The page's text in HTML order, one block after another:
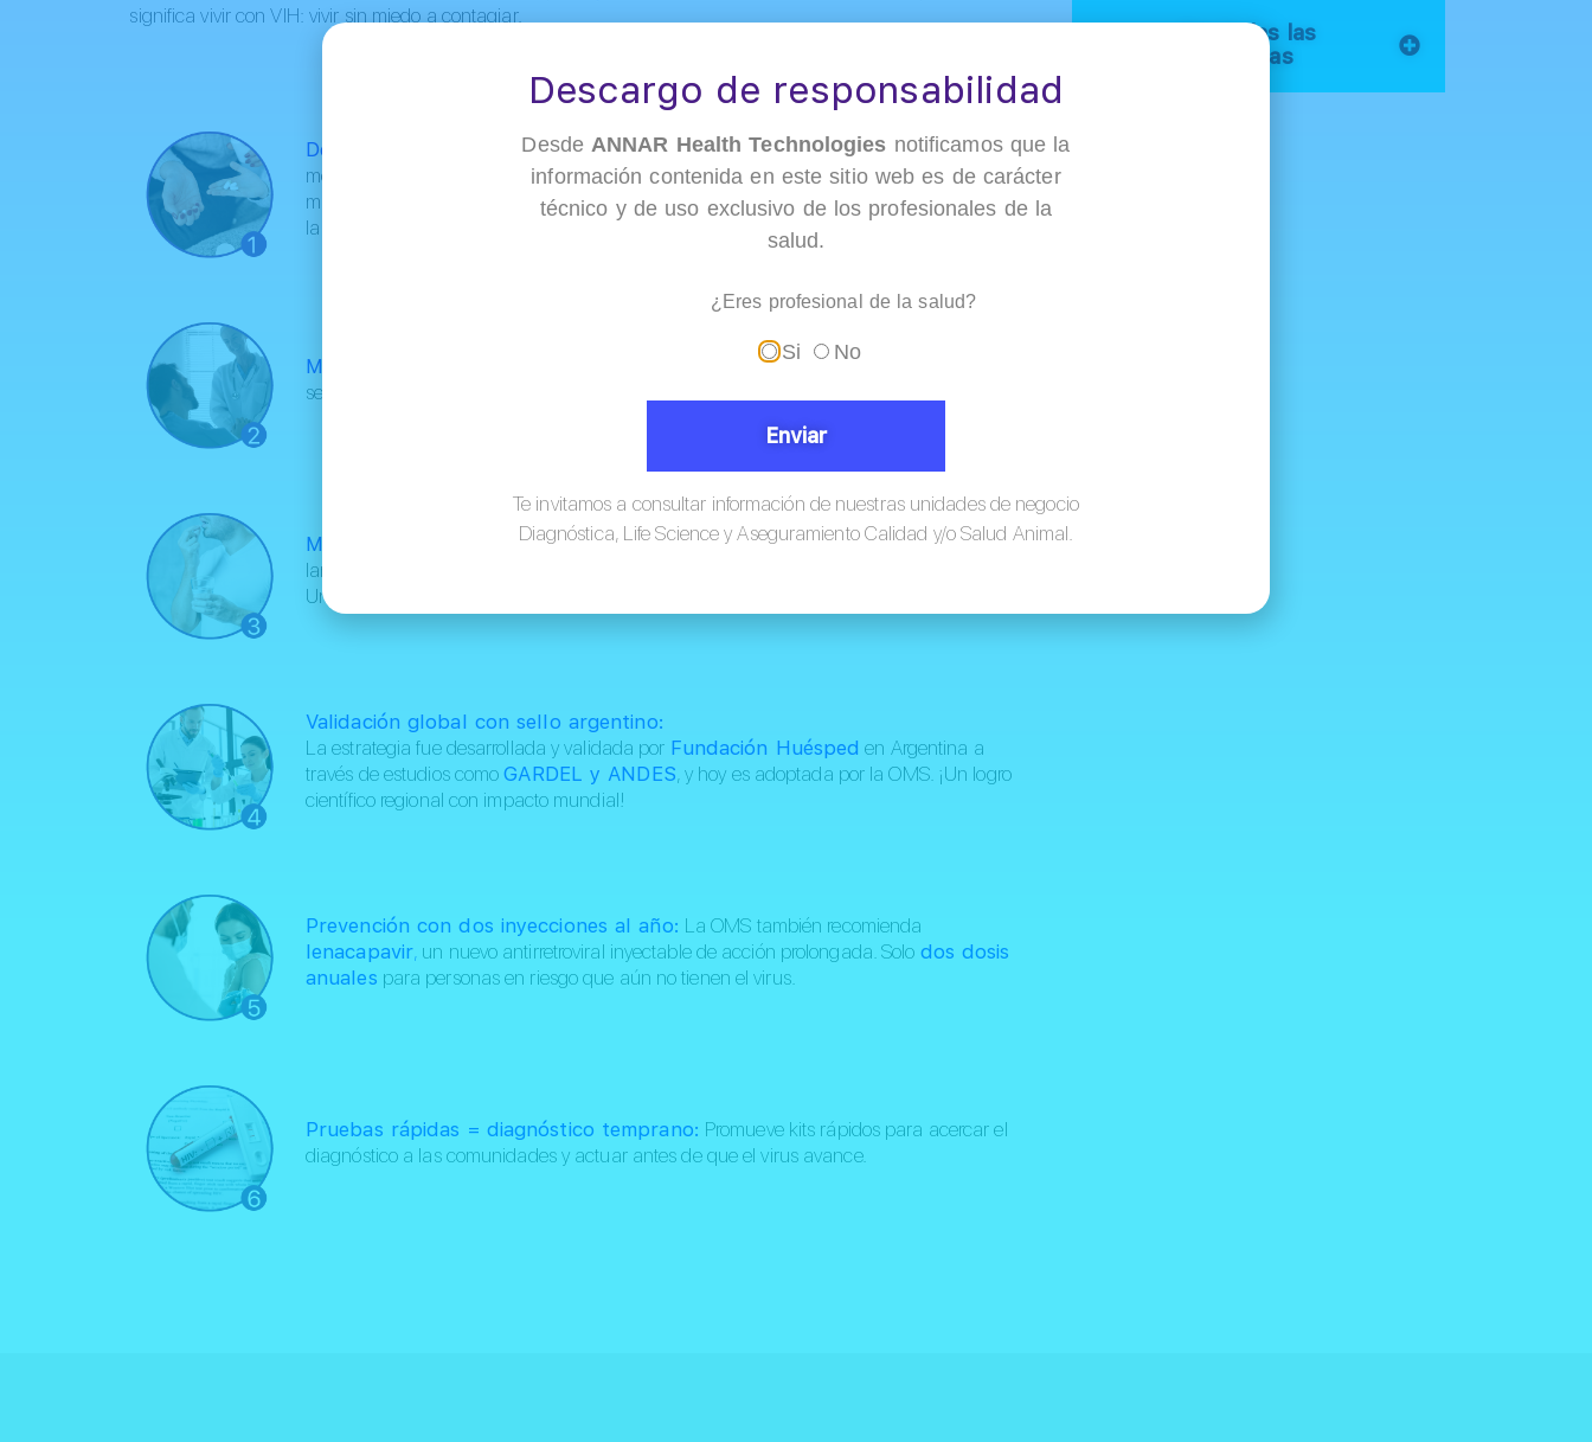
significa vivir con VIH: vivir sin miedo a contagiar.
De tres a dos: La terapia estándar por décadas ha sido laterapia triple:tres
medicamentos antirretrovirales diarios. Hoy, gracias a la evidencia acumulada durante
más de una década, se abre paso una alternativa más simple: solo dos fármacos y con
la misma eficacia y mayor facilidad de acceso en todo el mundo.
Menor toxicidad:
Con menos compuestos químicos diarios, disminuyen los efectos
secundarios y mejora la calidad de vida.
Mayor adherencia:
Regímenes más simples se traducen en mejor cumplimiento a
largo plazo.
Un factor decisivo en tratamientos de por vida.
Validación global con sello argentino:
La estrategia fue desarrollada y validada por Fundación Huésped en Argentina a
través de estudios comoGARDEL y ANDES, y hoy es adoptada por la OMS. ¡Un logro
científico regional con impacto mundial!
Prevención con dos inyecciones al año: La OMS también recomienda
lenacapavir, un nuevo antirretroviral inyectable de acción prolongada. Solo dos dosis
anuales para personas en riesgo que aún no tienen el virus.
Pruebas rápidas = diagnóstico temprano: Promueve kits rápidos para acercar el
diagnóstico a las comunidades y actuar antes de que el virus avance.
Ver todas las
entradas
Descargo de responsabilidad
DesdeANNAR Health Technologies notificamos que la
información contenida en este sitio web es de carácter
técnico y de uso exclusivo de los profesionales de la
salud.
¿Eres profesional de la salud?
Si No
Enviar
Te invitamos a consultar información de nuestras unidades de negocio
Diagnóstica, Life Science y Aseguramiento Calidad y/o Salud Animal.